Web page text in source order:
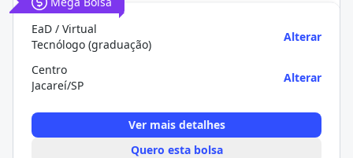
EaD / Virtual
Tecnólogo (graduação)
Alterar
Centro
Jacareí/SP
Alterar
Ver mais detalhes
Quero esta bolsa